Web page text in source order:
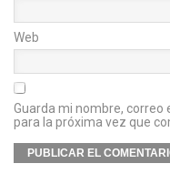
Web
Guarda mi nombre, correo
para la próxima vez que